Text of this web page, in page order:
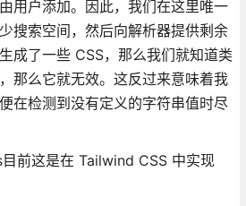
用户添加。因此，我们在这里唯一
搜索空间，然后向解析器提供剩余
成了一些 CSS，那么我们就知道类
那么它就无效。这反过来意味着我
在检测到没有定义的字符串值时尽
前这是在 Tailwind CSS 中实现